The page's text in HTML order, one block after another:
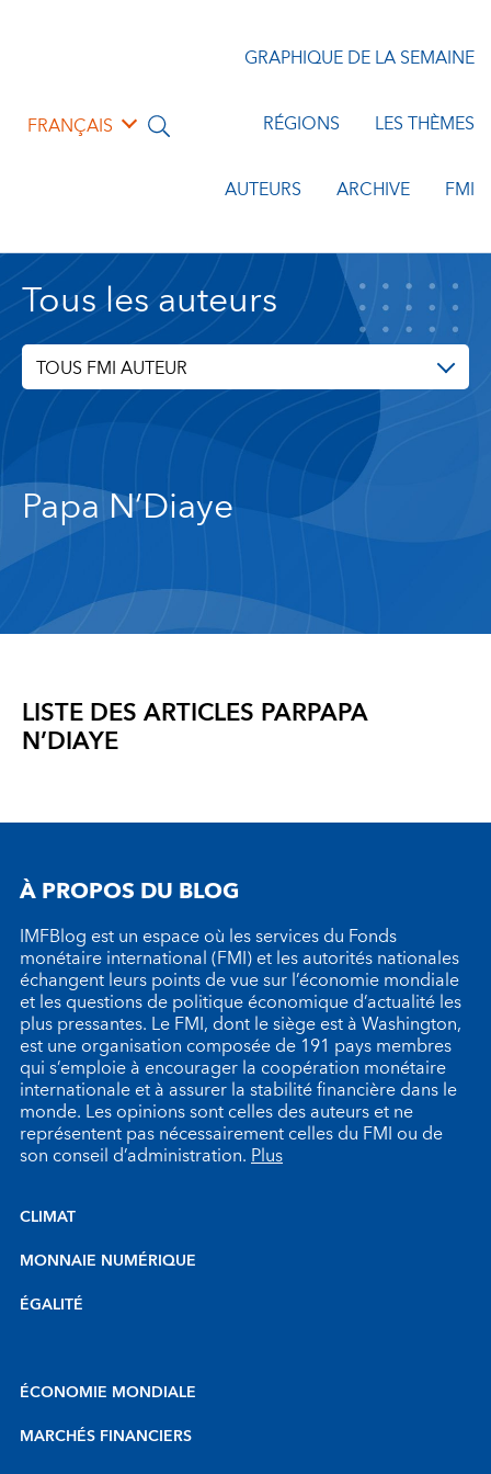
FRANÇAIS
GRAPHIQUE DE LA SEMAINE
RÉGIONS LES THÈMES
AUTEURS ARCHIVE FMI
Tous les auteurs
TOUS FMI AUTEUR
Papa N’Diaye
LISTE DES ARTICLES PARPAPA
N’DIAYE
À PROPOS DU BLOG
IMFBlog est un espace où les services du Fonds
monétaire international (FMI) et les autorités nationales
échangent leurs points de vue sur l’économie mondiale
et les questions de politique économique d’actualité les
plus pressantes. Le FMI, dont le siège est à Washington,
est une organisation composée de 191 pays membres
qui s’emploie à encourager la coopération monétaire
internationale et à assurer la stabilité financière dans le
monde. Les opinions sont celles des auteurs et ne
représentent pas nécessairement celles du FMI ou de
son conseil d’administration.Plus
CLIMAT
MONNAIE NUMÉRIQUE
ÉGALITÉ
ÉCONOMIE MONDIALE
MARCHÉS FINANCIERS